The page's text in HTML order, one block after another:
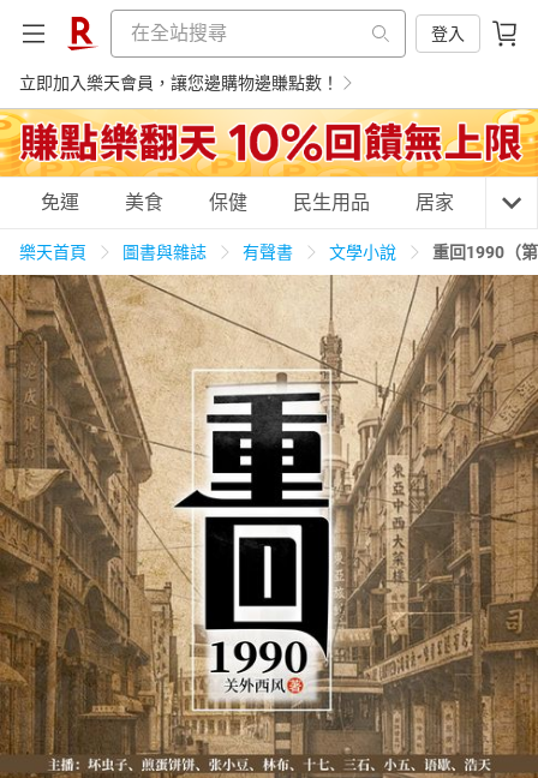
登入
立即加入樂天會員，讓您邊購物邊賺點數！
購物網分類
天天免運 美食蛋糕 養生保健 民生用品
居家生活 3C家電 運動休閒 親子玩具
女裝 男裝 化妝保養 情趣用品
日本購物 電子/紙本書
HOT
免運 美食 保健 民生用品 居家 3C
樂天首頁 圖書與雜誌 有聲書 文學小說 重回1990（